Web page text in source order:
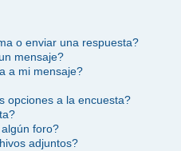
o enviar una respuesta?
mensaje?
a mi mensaje?
opciones a la encuesta?
foro?
adjuntos?